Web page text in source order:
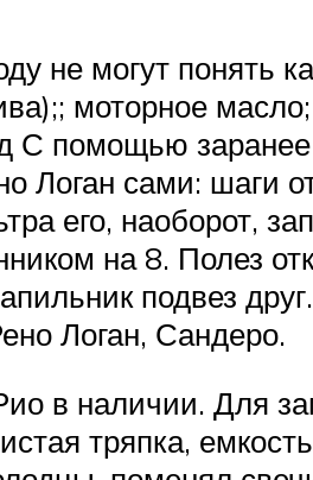
не могут понять
моторное
С помощью заранее
Логан сами: шаги
его, наоборот,
на 8. Полез
подвез
Логан, Сандеро.
в наличии. Для
тряпка,